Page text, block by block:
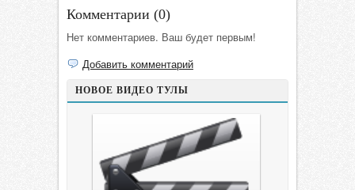
Комментарии (0)
Нет комментариев. Ваш будет первым!
Добавить комментарий
НОВОЕ ВИДЕО ТУЛЫ